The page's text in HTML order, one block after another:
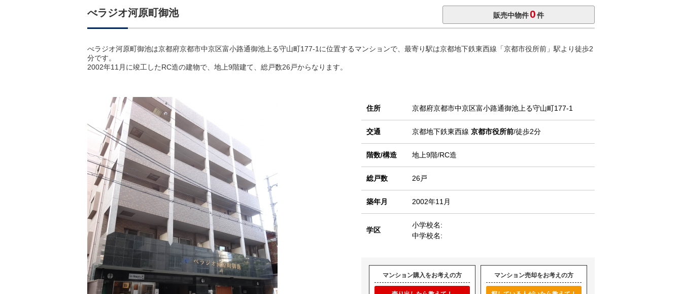
べラジオ河原町御池 販売中物件0件
べラジオ河原町御池は京都府京都市中京区富小路通御池上る守山町177-1に位置するマンションで、最寄り駅は京都地下鉄東西線「京都市役所前」駅より徒歩2
分です。
2002年11月に竣工したRC造の建物で、地上9階建て、総戸数26戸からなります。
住所 京都府京都市中京区富小路通御池上る守山町177-1
交通 京都地下鉄東西線 京都市役所前/徒歩2分
階数/構造 地上9階/RC造
総戸数 26戸
築年月 2002年11月
学区
小学校名:
中学校名:
マンション購入をお考えの方 マンション売却をお考えの方